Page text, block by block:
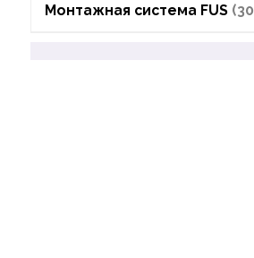
Монтажная система FUS 30